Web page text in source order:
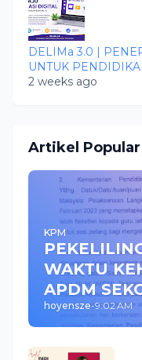
DELIMa 3.0 |
UNTUK
2 weeks ago
Artikel Popular
KPM
WAKTU
APDM
hoyensze-9:02 AM